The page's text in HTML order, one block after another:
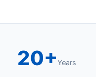
20+Years